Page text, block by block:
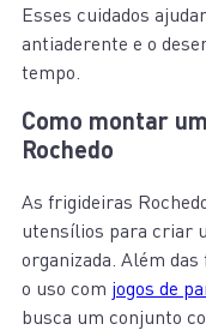
Esses cuidados
antiaderente e o
tempo.
Como montar
Rochedo
As frigideiras
utensílios para criar
organizada. Além
o uso com jogos de
busca um conjunto